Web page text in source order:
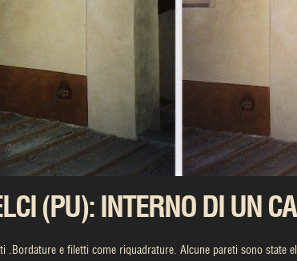
(PU): INTERNO DI UN
.Bordature e filetti come riquadrature. Alcune pareti sono state